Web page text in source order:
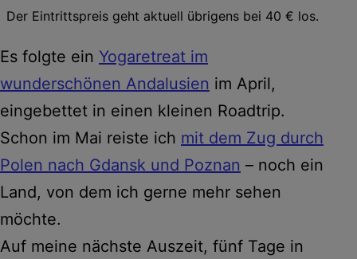
Der Eintrittspreis geht aktuell übrigens bei 40 € los.
Es folgte ein Yogaretreat im
wunderschönen Andalusien im April,
eingebettet in einen kleinen Roadtrip.
Schon im Mai reiste ich mit dem Zug durch
Polen nach Gdansk und Poznan – noch ein
Land, von dem ich gerne mehr sehen
möchte.
Auf meine nächste Auszeit, fünf Tage in